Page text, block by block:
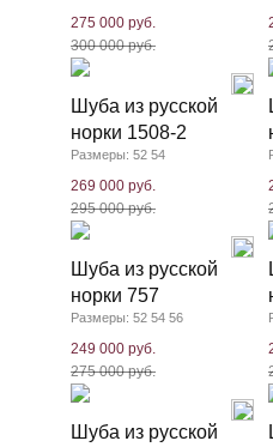
275 000 руб.
300 000 руб.
Шуба из русской
норки 1508-2
Размеры: 52 54
269 000 руб.
295 000 руб.
Шуба из русской
норки 757
Размеры: 52 54 56
249 000 руб.
275 000 руб.
Шуба из русской